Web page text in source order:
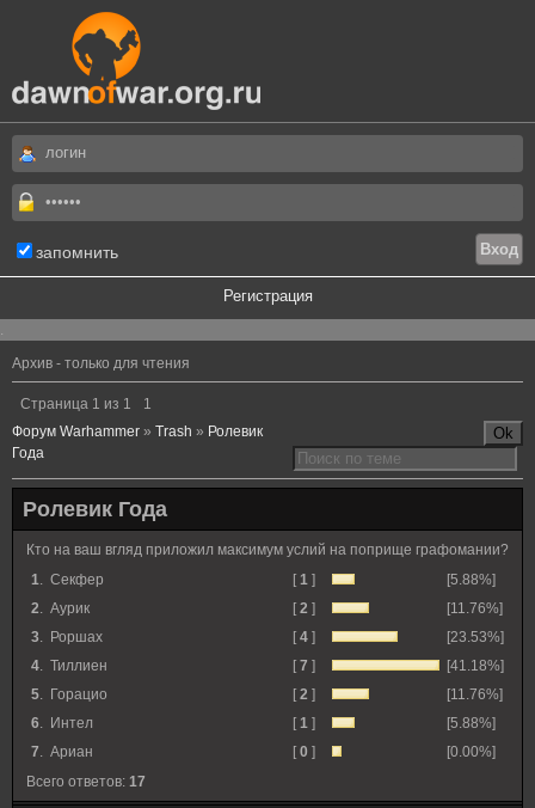
запомнить
Регистрация
.
Архив - только для чтения
Страница 1 из 1
1
Форум Warhammer » Trash » Ролевик
Года
Ролевик Года
Кто на ваш вгляд приложил максимум услий на поприще графомании?
1. Секфер [ 1 ]
[5.88%]
2. Аурик [ 2 ]
[11.76%]
3. Роршах [ 4 ]
[23.53%]
4. Тиллиен [ 7 ]
[41.18%]
5. Горацио [ 2 ]
[11.76%]
6. Интел [ 1 ]
[5.88%]
7. Ариан [ 0 ]
[0.00%]
Всего ответов: 17